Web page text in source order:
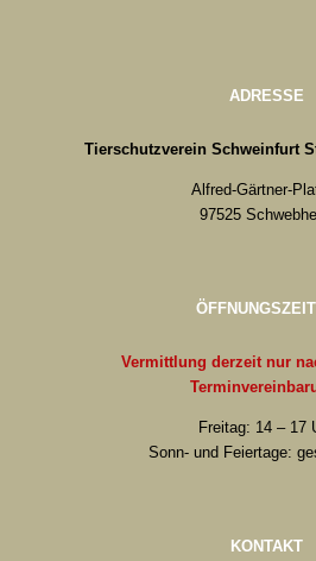
ADRESSE
Tierschutzverein Schweinfurt
Alfred-Gärtner-
97525
Vermittlung derzeit nur
Freitag: 14 – 17
Sonn- und Feiertage:
KONTAKT